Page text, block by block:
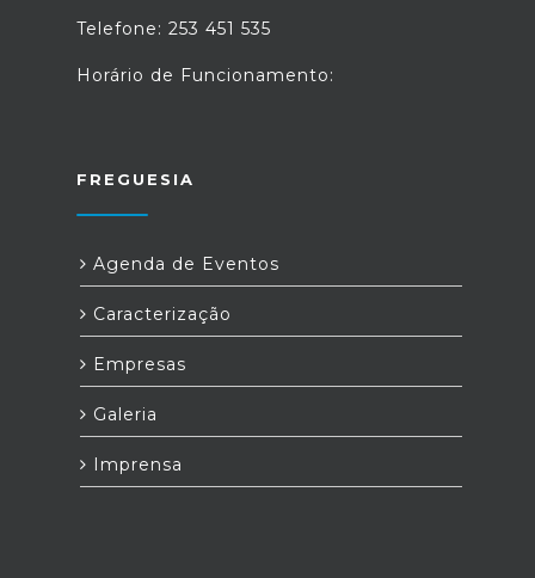
Telefone: 253 451 535
Horário de Funcionamento:
FREGUESIA
Agenda de Eventos
Caracterização
Empresas
Galeria
Imprensa